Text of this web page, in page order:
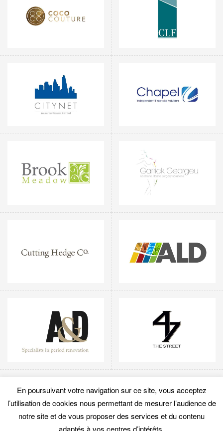
ACCUEIL MON COMPTE CGU
UTILISATION DES COOKIES
En poursuivant votre navigation sur ce site, vous acceptez
l’utilisation de cookies nous permettant de mesurer l’audience de
notre site et de vous proposer des services et du contenu
adaptés à vos centres d’intérêts.